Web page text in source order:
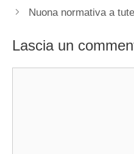
Nuona normativa a
Lascia un